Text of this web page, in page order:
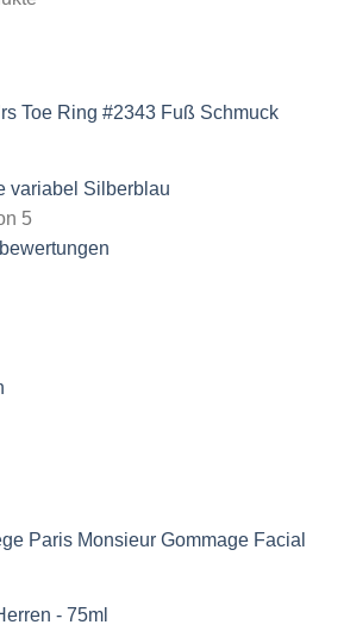
Toe Ring #2343 Fuß Schmuck
variabel Silberblau
5
Paris Monsieur Gommage Facial
- 75ml